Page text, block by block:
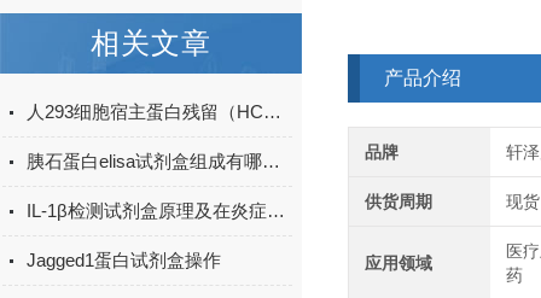
相关文章
人293细胞宿主蛋白残留（HCP）ELISA检测试剂盒产品升级
胰石蛋白elisa试剂盒组成有哪些？
IL-1β检测试剂盒原理及在炎症研究中的应用
Jagged1蛋白试剂盒操作
产品介绍
品牌 轩
供货周期 现货
应用领域
医
药